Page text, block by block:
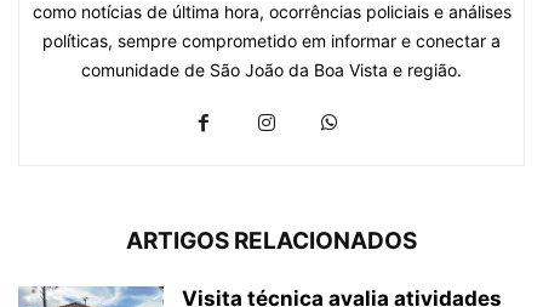
como notícias de última hora, ocorrências policiais e análises
políticas, sempre comprometido em informar e conectar a
comunidade de São João da Boa Vista e região.
ARTIGOS RELACIONADOS
Visita técnica avalia atividades